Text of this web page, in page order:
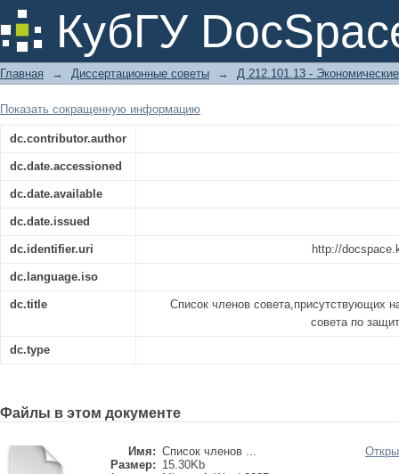
КубГУ
Список членов
совета по защите диссертации
Главная → Диссертационные советы → Д 212.101.13 -
Показать сокращенную информацию
dc.contributor.author
dc.date.accessioned
dc.date.available
dc.date.issued
dc.identifier.uri http://
dc.language.iso
dc.title
Список членов совета,присутствующих
совета по
dc.type
Файлы в этом документе
Имя: Список членов ...
Размер: 15.30Kb